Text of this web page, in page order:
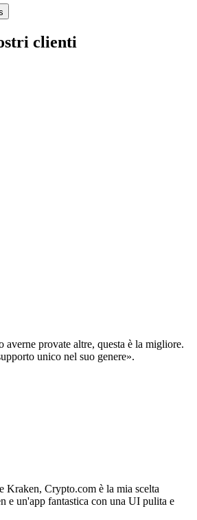
clienti
averne provate altre, questa è la migliore.
unico nel suo genere».
Kraken, Crypto.com è la mia scelta
e un'app fantastica con una UI pulita e